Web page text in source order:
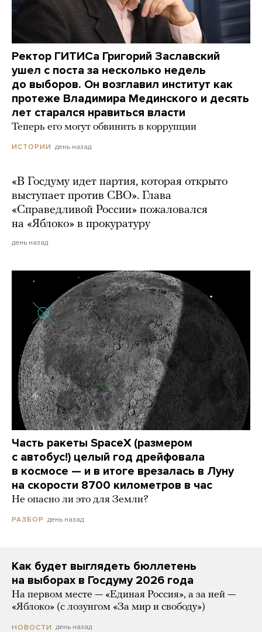
Ректор ГИТИСа Григорий Заславский
ушел с поста за несколько недель
до выборов. Он возглавил институт как
протеже Владимира Мединского и десять
лет старался нравиться власти
Теперь его могут обвинить в коррупции
ИСТОРИИ день назад
«В Госдуму идет партия, которая открыто
выступает против СВО». Глава
«Справедливой России» пожаловался
на «Яблоко» в прокуратуру
день назад
Часть ракеты SpaceX (размером
с автобус!) целый год дрейфовала
в космосе — и в итоге врезалась в Луну
на скорости 8700 километров в час
Не опасно ли это для Земли?
РАЗБОР день назад
Как будет выглядеть бюллетень
на выборах в Госдуму 2026 года
На первом месте — «Единая Россия», а за ней —
«Яблоко» (с лозунгом «За мир и свободу»)
НОВОСТИ день назад